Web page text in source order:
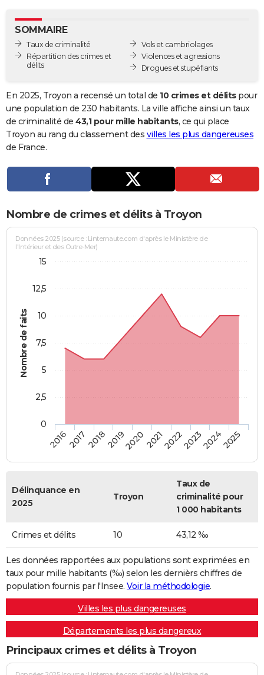
GUIDES D'ACHAT
BONS PLANS
Carte de Noël
Carte Bonne année
Carte Saint-Valentin
Carte Pâques
Carte d'anniversaire
DICTIONNAIRE
Dictionnaire
Biographies
Citations
Expressions
Proverbes
PROGRAMME TV
Se connecter
Entreprises
Service militaire
Avis de recherche
AVIS DE DÉCÈS
Bricolage
Lifestyle
Culture
Sport
Auto
Television
Voyage
Cinema
SOMMAIRE
Taux de criminalité
Répartition des crimes et
délits
Vols et cambriolages
Violences et agressions
Drogues et stupéfiants
En 2025, Troyon a recensé un total de 10 crimes et délitspour
une population de 230 habitants. La ville affiche ainsi un taux
de criminalité de 43,1 pour mille habitants, ce qui place
Troyon au rang du classement des villes les plus dangereuses
de France.
Nombre de crimes et délits à Troyon
Nombre de faits
Données 2025 (source : Linternaute.com d'après le Ministère de
l'Intérieur et des Outre-Mer)
2016201720182019202020212022202320242025
0
2,5
5
7,5
10
12,5
15
Délinquance en
2025
Troyon
Taux de
criminalité pour
1 000 habitants
Crimes et délits 10 43,12 ‰
Les données rapportées aux populations sont exprimées en
taux pour mille habitants (‰) selon les dernièrs chiffres de
population fournis par l'Insee. Voir la méthodologie.
Villes les plus dangereuses
Départements les plus dangereux
Principaux crimes et délits à Troyon